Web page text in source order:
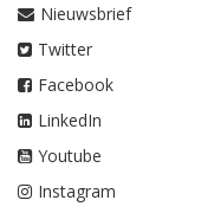
Nieuwsbrief
Twitter
Facebook
LinkedIn
Youtube
Instagram